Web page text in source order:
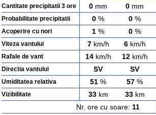
Cantitate precipitatii 3 ore 0 mm 0 mm
Probabilitate precipitatii 0 % 0 %
Acoperire cu nori 1 % 0 %
Viteza vantului 7km/h 6km/h
Rafale de vant 14km/h 12km/h
Directia vantului SV SV
Umiditatea relativa 51 % 57 %
Vizibilitate 33km 33km
Nr. ore cu soare: 11